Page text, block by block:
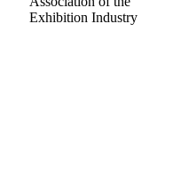
Exhibition Industry